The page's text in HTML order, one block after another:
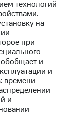
технологий
на
при
и
и
времени
и